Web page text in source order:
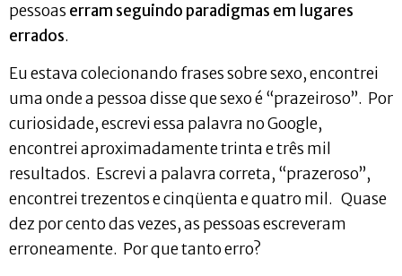
pessoas erram seguindo paradigmas em lugares
errados.
Eu estava colecionando frases sobre sexo, encontrei
uma onde a pessoa disse que sexo é “prazeiroso”. Por
curiosidade, escrevi essa palavra no Google,
encontrei aproximadamente trinta e três mil
resultados. Escrevi a palavra correta, “prazeroso”,
encontrei trezentos e cinqüenta e quatro mil. Quase
dez por cento das vezes, as pessoas escreveram
erroneamente. Por que tanto erro?